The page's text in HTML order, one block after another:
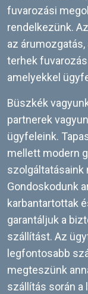
fuvarozási
rendelkezünk.
az
terhek
amelyekkel
Büszkék
partnerek
ügyfeleink.
mellett modern
szolgáltatásaink
Gondoskodunk
karbantartottak
garantáljuk a
szállítást. Az
legfontosabb
megteszünk
szállítás során a